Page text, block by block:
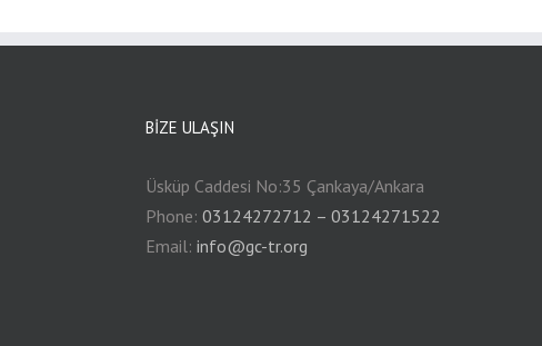
BIZE ULAŞIN
Üsküp Caddesi No:35 Çankaya/Ankara
Phone: 03124272712 – 03124271522
Email: info@gc-tr.org